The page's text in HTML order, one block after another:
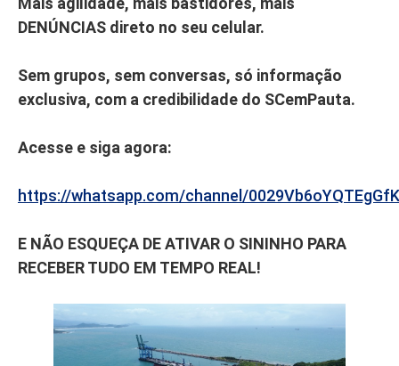
DENÚNCIAS direto no seu celular.
Sem grupos, sem conversas, só informação
exclusiva, com a credibilidade do SCemPauta.
Acesse e siga agora:
https://whatsapp.com/channel/
E NÃO ESQUEÇA DE ATIVAR O SININHO PARA
RECEBER TUDO EM TEMPO REAL!